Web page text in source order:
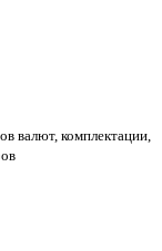
валют, комплектации,